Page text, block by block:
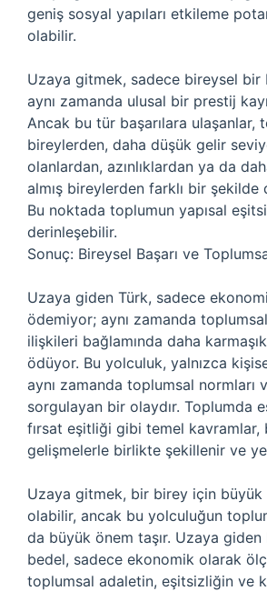
geniş sosyal yapıları etkileme
olabilir.
Uzaya gitmek, sadece bireysel bir
aynı zamanda ulusal bir prestij
Ancak bu tür başarılara ulaşanlar,
bireylerden, daha düşük gelir
olanlardan, azınlıklardan ya da
almış bireylerden farklı bir şekilde
Bu noktada toplumun yapısal
derinleşebilir.
Sonuç: Bireysel Başarı ve
Uzaya giden Türk, sadece
ödemiyor; aynı zamanda
ilişkileri bağlamında daha
ödüyor. Bu yolculuk, yalnızca
aynı zamanda toplumsal normları
sorgulayan bir olaydır. Toplumda
fırsat eşitliği gibi temel kavramlar,
gelişmelerle birlikte şekillenir ve
Uzaya gitmek, bir birey için büyük
olabilir, ancak bu yolculuğun
da büyük önem taşır. Uzaya
bedel, sadece ekonomik olarak
toplumsal adaletin, eşitsizliğin ve